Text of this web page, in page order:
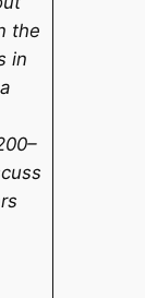
the
in